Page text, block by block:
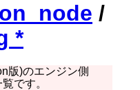
/
*
版)のエンジン側
です。